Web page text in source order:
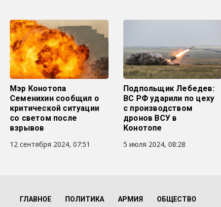
Мэр Конотопа
Семенихин сообщил о
критической ситуации
со светом после
взрывов
12 сентября 2024, 07:51
Подпольщик Лебедев:
ВС РФ ударили по цеху
с производством
дронов ВСУ в
Конотопе
5 июля 2024, 08:28
ГЛАВНОЕ ПОЛИТИКА АРМИЯ ОБЩЕСТВО